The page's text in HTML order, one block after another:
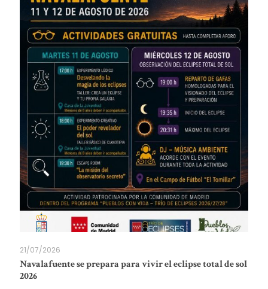
21/07/2026
Navalafuente se prepara para vivir el eclipse total de sol
2026